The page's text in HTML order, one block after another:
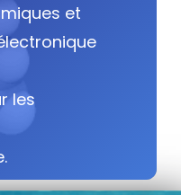
et
les